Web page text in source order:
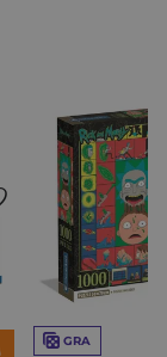
GRA